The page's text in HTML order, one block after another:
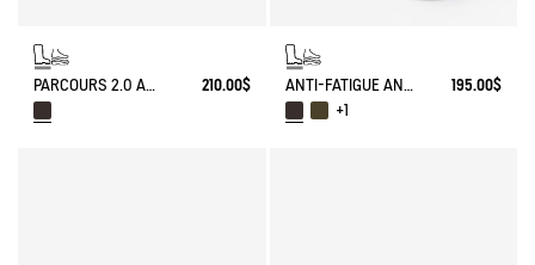
PARCOURS 2.0 ANTI-FATIGUE BOOT 210.00$ ANTI-FATIGUE ANKLE BOOT PARCOURS 2.0
195.00$
+1